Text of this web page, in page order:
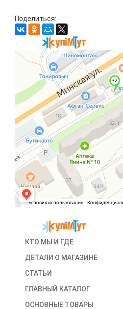
Поделиться:
КТО МЫ И ГДЕ
ДЕТАЛИ О МАГАЗИНЕ
СТАТЬИ
ГЛАВНЫЙ КАТАЛОГ
ОСНОВНЫЕ ТОВАРЫ